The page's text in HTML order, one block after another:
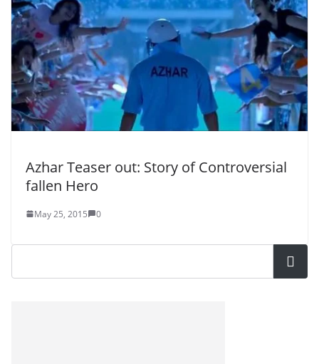
Azhar Teaser out: Story of Controversial
fallen Hero
May 25, 2015 0